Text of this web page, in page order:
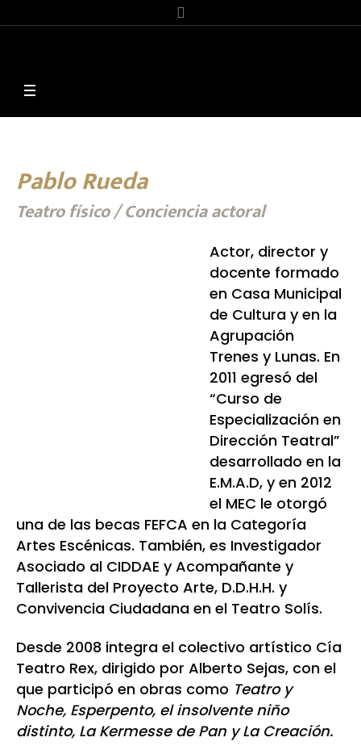
Pablo Rueda
Teatro físico / Conciencia actoral
Actor, director y
docente formado
en Casa Municipal
de Cultura y en la
Agrupación
Trenes y Lunas. En
2011 egresó del
“Curso de
Especialización en
Dirección Teatral”
desarrollado en la
E.M.A.D, y en 2012
el MEC le otorgó
una de las becas FEFCA en la Categoría
Artes Escénicas. También, es Investigador
Asociado al CIDDAE y Acompañante y
Tallerista del Proyecto Arte, D.D.H.H. y
Convivencia Ciudadana en el Teatro Solís.
Desde 2008 integra el colectivo artístico Cía
Teatro Rex, dirigido por Alberto Sejas, con el
que participó en obras como Teatro y
Noche, Esperpento, el insolvente niño
distinto, La Kermesse de Pan y La Creación.